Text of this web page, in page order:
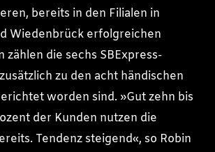
bereits in den Filialen in
Wiedenbrück erfolgreichen
zählen die sechs SBExpress-
zu den acht händischen
worden sind. »Gut zehn bis
der Kunden nutzen die
Tendenz steigend«, so Robin